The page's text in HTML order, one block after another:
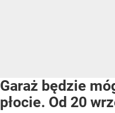
Garaż będzie
płocie. Od 20